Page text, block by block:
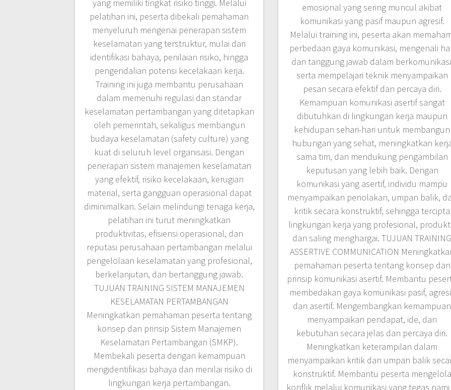
yang memiliki tingkat risiko tinggi. Melalui
pelatihan ini, peserta dibekali pemahaman
menyeluruh mengenai penerapan sistem
keselamatan yang terstruktur, mulai dari
identifikasi bahaya, penilaian risiko, hingga
pengendalian potensi kecelakaan kerja.
Training ini juga membantu perusahaan
dalam memenuhi regulasi dan standar
keselamatan pertambangan yang ditetapkan
oleh pemerintah, sekaligus membangun
budaya keselamatan (safety culture) yang
kuat di seluruh level organisasi. Dengan
penerapan sistem manajemen keselamatan
yang efektif, risiko kecelakaan, kerugian
material, serta gangguan operasional dapat
diminimalkan. Selain melindungi tenaga kerja,
pelatihan ini turut meningkatkan
produktivitas, efisiensi operasional, dan
reputasi perusahaan pertambangan melalui
pengelolaan keselamatan yang profesional,
berkelanjutan, dan bertanggung jawab.
TUJUAN TRAINING SISTEM MANAJEMEN
KESELAMATAN PERTAMBANGAN
Meningkatkan pemahaman peserta tentang
konsep dan prinsip Sistem Manajemen
Keselamatan Pertambangan (SMKP).
Membekali peserta dengan kemampuan
mengidentifikasi bahaya dan menilai risiko di
lingkungan kerja pertambangan.
emosional yang sering muncul akibat
komunikasi yang pasif maupun agresif.
Melalui training ini, peserta akan
perbedaan gaya komunikasi, mengenali
dan tanggung jawab dalam
serta mempelajari teknik menyampaikan
pesan secara efektif dan percaya diri.
Kemampuan komunikasi asertif sangat
dibutuhkan di lingkungan kerja maupun
kehidupan sehari-hari untuk membangun
hubungan yang sehat, meningkatkan
sama tim, dan mendukung pengambilan
keputusan yang lebih baik. Dengan
komunikasi yang asertif, individu mampu
menyampaikan penolakan, umpan balik,
kritik secara konstruktif, sehingga tercipta
lingkungan kerja yang profesional,
dan saling menghargai. TUJUAN TRAINING
ASSERTIVE COMMUNICATION
pemahaman peserta tentang konsep dan
prinsip komunikasi asertif. Membantu
membedakan gaya komunikasi pasif,
dan asertif. Mengembangkan kemampuan
menyampaikan pendapat, ide, dan
kebutuhan secara jelas dan percaya diri.
Meningkatkan keterampilan dalam
menyampaikan kritik dan umpan balik
konstruktif. Membantu peserta mengelola
konflik melalui komunikasi yang tegas